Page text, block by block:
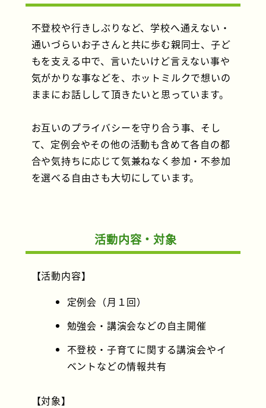
不登校や行きしぶりなど、学校へ通えない・
通いづらいお子さんと共に歩む親同士、子ど
もを支える中で、言いたいけど言えない事や
気がかりな事などを、ホットミルクで想いの
ままにお話しして頂きたいと思っています。
お互いのプライバシーを守り合う事、そし
て、定例会やその他の活動も含めて各自の都
合や気持ちに応じて気兼ねなく参加・不参加
を選べる自由さも大切にしています。
活動内容・対象
【活動内容】
定例会（月１回）
勉強会・講演会などの自主開催
不登校・子育てに関する講演会やイ
ベントなどの情報共有
【対象】